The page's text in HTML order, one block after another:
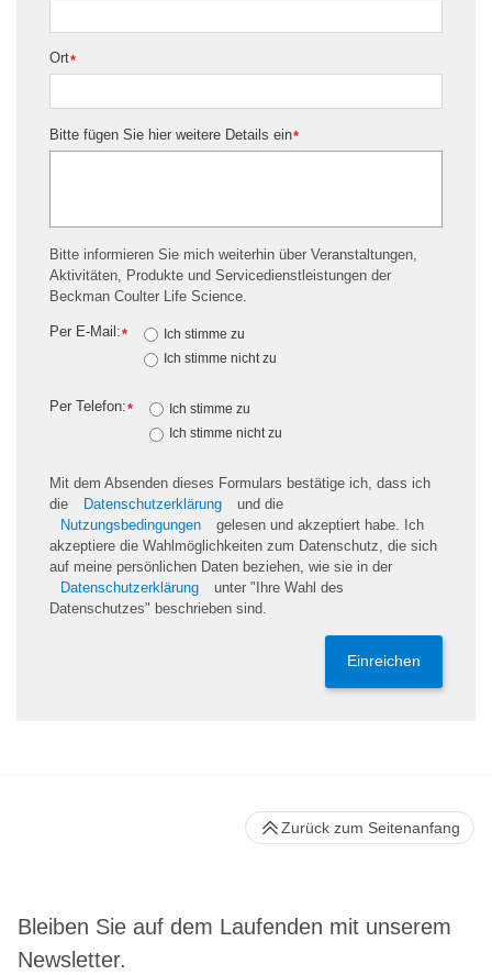
*
Ort
*
Bitte fügen Sie hier weitere Details ein
Bitte informieren Sie mich weiterhin über Veranstaltungen,
Aktivitäten, Produkte und Servicedienstleistungen der
Beckman Coulter Life Science.
*
Per E-Mail:
Ich stimme zu
Ich stimme nicht zu
*
Per Telefon:
Ich stimme zu
Ich stimme nicht zu
Mit dem Absenden dieses Formulars bestätige ich, dass ich
die
Datenschutzerklärung
und die
Nutzungsbedingungen
gelesen und akzeptiert habe. Ich
akzeptiere die Wahlmöglichkeiten zum Datenschutz, die sich
auf meine persönlichen Daten beziehen, wie sie in der
Datenschutzerklärung
unter "Ihre Wahl des
Datenschutzes" beschrieben sind.
Einreichen
Bleiben Sie auf dem Laufenden mit unserem
Newsletter.
Zurück zum Seitenanfang